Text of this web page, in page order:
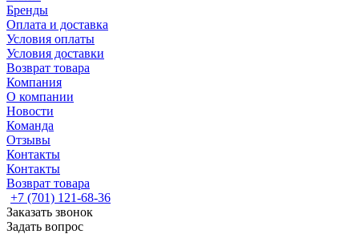
Бренды
Оплата и доставка
Условия оплаты
Условия доставки
Возврат товара
Компания
О компании
Новости
Команда
Отзывы
Контакты
Контакты
Возврат товара
+7 (701) 121-68-36
Заказать звонок
Задать вопрос